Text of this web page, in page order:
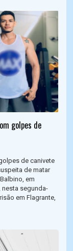
golpes de
de canivete
de matar
em
nesta segunda-
em Flagrante,